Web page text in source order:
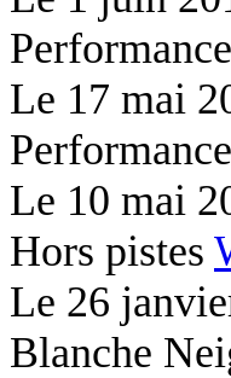
Performance
Le 17 mai
Le 10 mai
Hors pistes
Le 26
Blanche